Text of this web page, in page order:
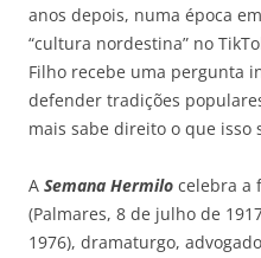
anos depois, numa época
“cultura nordestina” no
Filho recebe uma pergunta
defender tradições
mais sabe direito o que isso
A Semana Hermilo celebra a
(Palmares, 8 de julho de
1976), dramaturgo,